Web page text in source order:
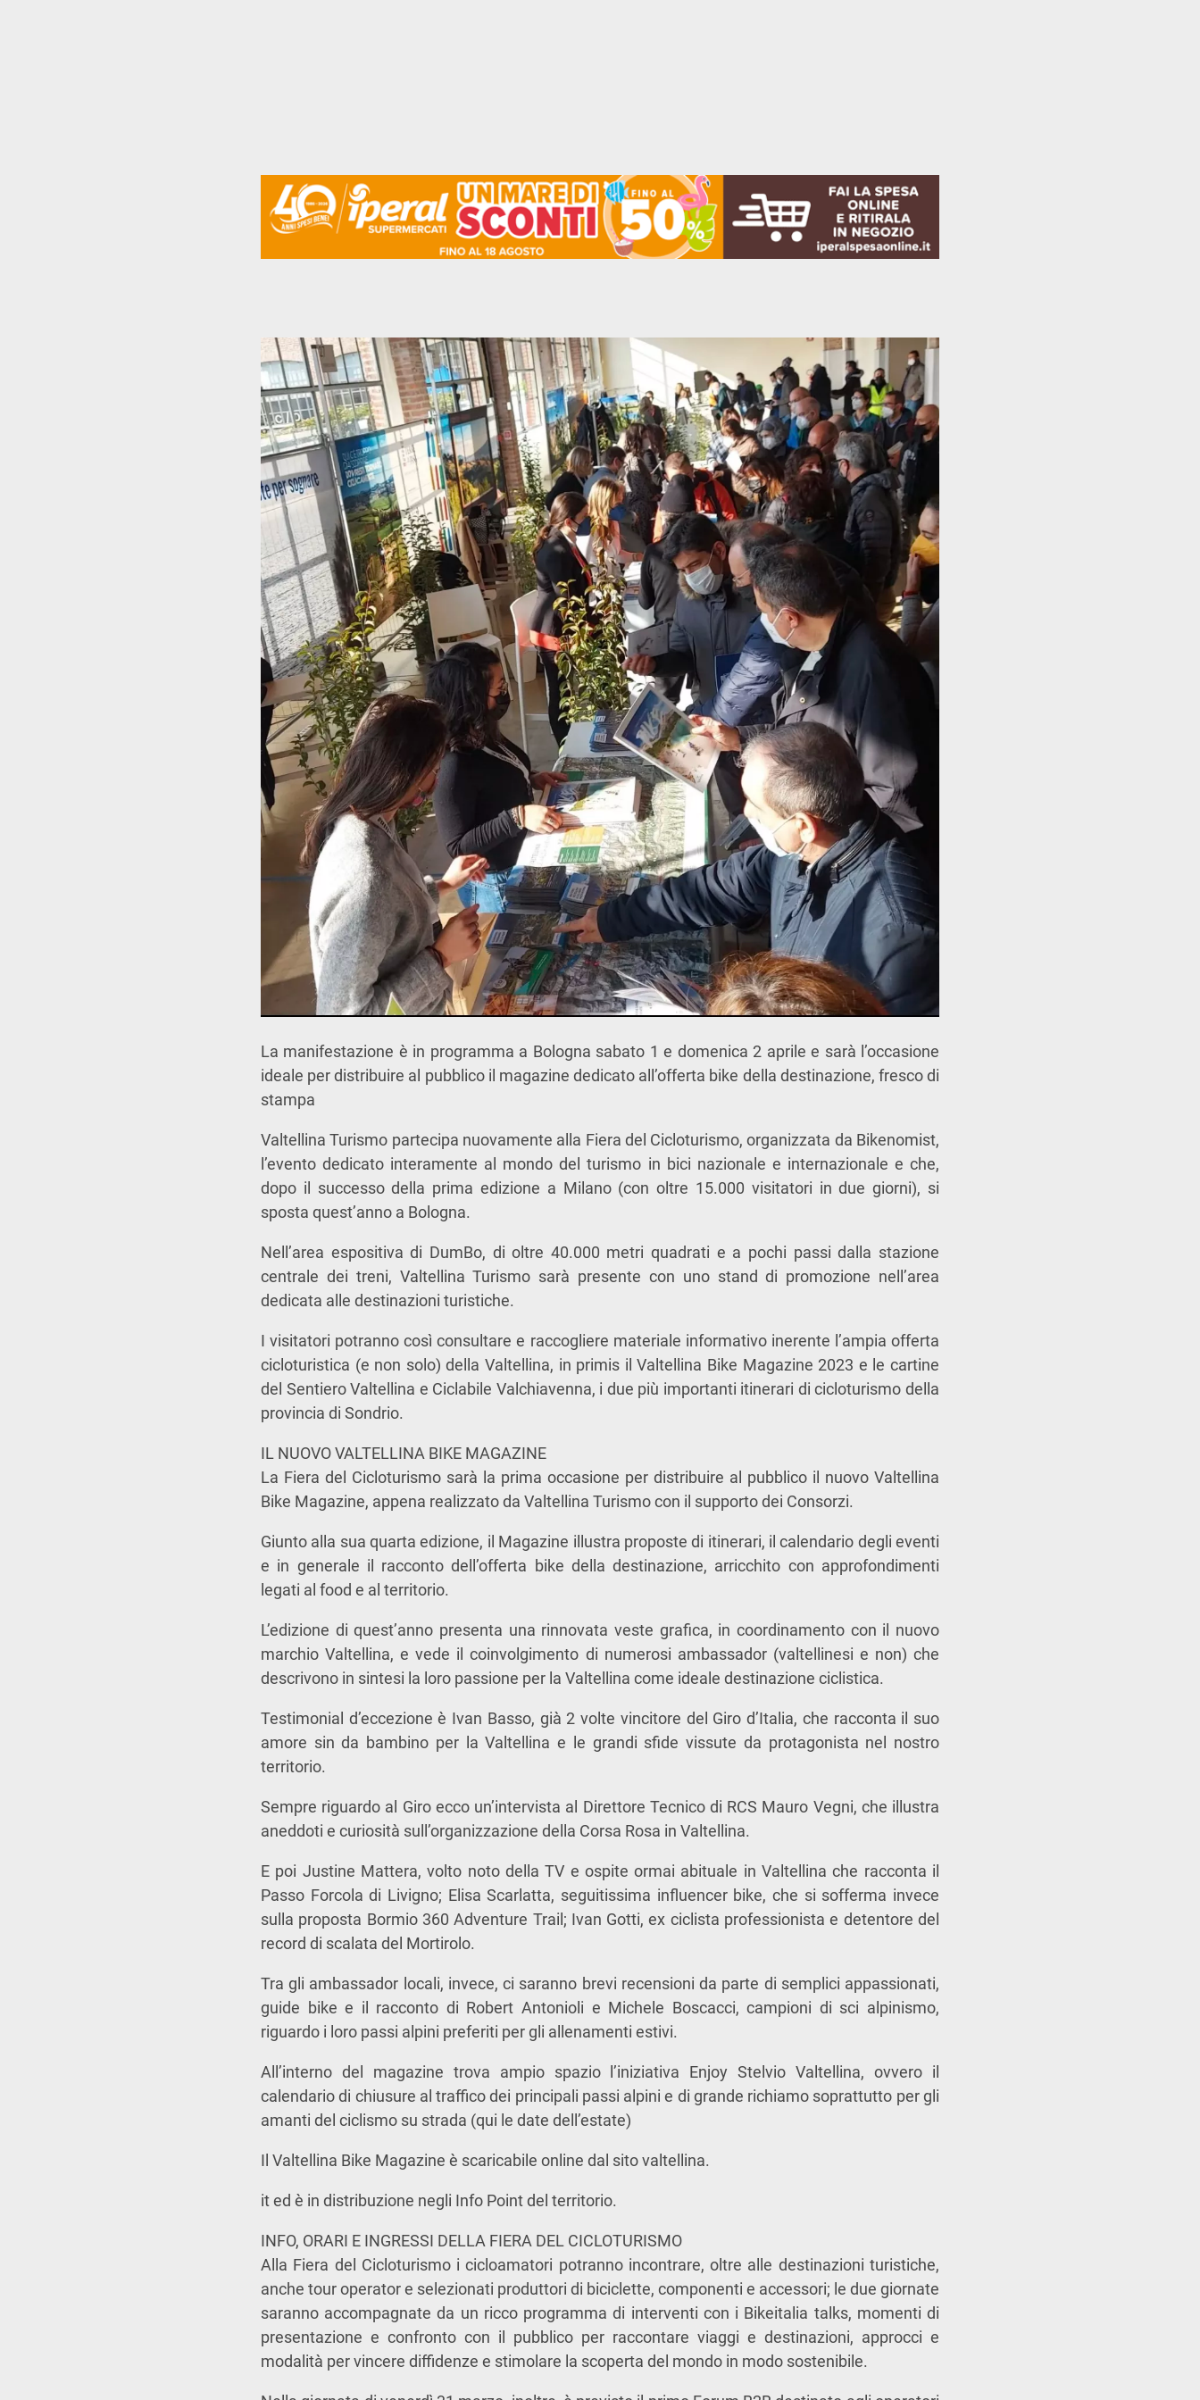
La manifestazione è in programma a Bologna sabato 1 e domenica 2 aprile e sarà l’occasione
ideale per distribuire al pubblico il magazine dedicato all’offerta bike della destinazione, fresco di
stampa
Valtellina Turismo partecipa nuovamente alla Fiera del Cicloturismo, organizzata da Bikenomist,
l’evento dedicato interamente al mondo del turismo in bici nazionale e internazionale e che,
dopo il successo della prima edizione a Milano (con oltre 15.000 visitatori in due giorni), si
sposta quest’anno a Bologna.
Nell’area espositiva di DumBo, di oltre 40.000 metri quadrati e a pochi passi dalla stazione
centrale dei treni, Valtellina Turismo sarà presente con uno stand di promozione nell’area
dedicata alle destinazioni turistiche.
I visitatori potranno così consultare e raccogliere materiale informativo inerente l’ampia offerta
cicloturistica (e non solo) della Valtellina, in primis il Valtellina Bike Magazine 2023 e le cartine
del Sentiero Valtellina e Ciclabile Valchiavenna, i due più importanti itinerari di cicloturismo della
provincia di Sondrio.
IL NUOVO VALTELLINA BIKE MAGAZINE
La Fiera del Cicloturismo sarà la prima occasione per distribuire al pubblico il nuovo Valtellina
Bike Magazine, appena realizzato da Valtellina Turismo con il supporto dei Consorzi.
Giunto alla sua quarta edizione, il Magazine illustra proposte di itinerari, il calendario degli eventi
e in generale il racconto dell’offerta bike della destinazione, arricchito con approfondimenti
legati al food e al territorio.
L’edizione di quest’anno presenta una rinnovata veste grafica, in coordinamento con il nuovo
marchio Valtellina, e vede il coinvolgimento di numerosi ambassador (valtellinesi e non) che
descrivono in sintesi la loro passione per la Valtellina come ideale destinazione ciclistica.
Testimonial d’eccezione è Ivan Basso, già 2 volte vincitore del Giro d’Italia, che racconta il suo
amore sin da bambino per la Valtellina e le grandi sfide vissute da protagonista nel nostro
territorio.
Sempre riguardo al Giro ecco un’intervista al Direttore Tecnico di RCS Mauro Vegni, che illustra
aneddoti e curiosità sull’organizzazione della Corsa Rosa in Valtellina.
E poi Justine Mattera, volto noto della TV e ospite ormai abituale in Valtellina che racconta il
Passo Forcola di Livigno; Elisa Scarlatta, seguitissima influencer bike, che si sofferma invece
sulla proposta Bormio 360 Adventure Trail; Ivan Gotti, ex ciclista professionista e detentore del
record di scalata del Mortirolo.
Tra gli ambassador locali, invece, ci saranno brevi recensioni da parte di semplici appassionati,
guide bike e il racconto di Robert Antonioli e Michele Boscacci, campioni di sci alpinismo,
riguardo i loro passi alpini preferiti per gli allenamenti estivi.
All’interno del magazine trova ampio spazio l’iniziativa Enjoy Stelvio Valtellina, ovvero il
calendario di chiusure al traffico dei principali passi alpini e di grande richiamo soprattutto per gli
amanti del ciclismo su strada (qui le date dell’estate)
Il Valtellina Bike Magazine è scaricabile online dal sito valtellina.
it ed è in distribuzione negli Info Point del territorio.
INFO, ORARI E INGRESSI DELLA FIERA DEL CICLOTURISMO
Alla Fiera del Cicloturismo i cicloamatori potranno incontrare, oltre alle destinazioni turistiche,
anche tour operator e selezionati produttori di biciclette, componenti e accessori; le due giornate
saranno accompagnate da un ricco programma di interventi con i Bikeitalia talks, momenti di
presentazione e confronto con il pubblico per raccontare viaggi e destinazioni, approcci e
modalità per vincere diffidenze e stimolare la scoperta del mondo in modo sostenibile.